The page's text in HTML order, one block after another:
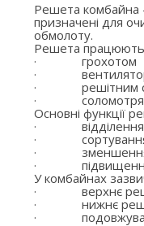
Решета комбайна
призначені для
обмолоту.
Решета працюють
·
грохотом
·
·
решітним
·
Основні функції
·
·
·
·
У комбайнах
·
верхнє
·
нижнє
·